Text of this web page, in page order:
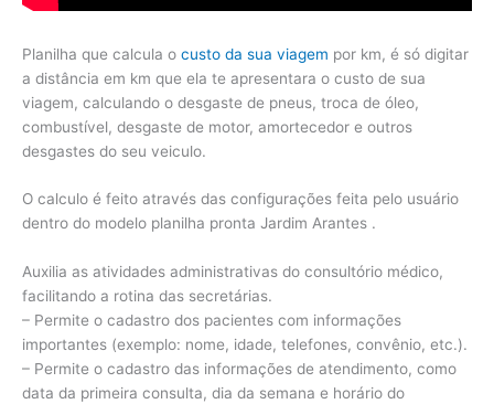
Planilha que calcula o custo da sua viagem por km, é só digitar
a distância em km que ela te apresentara o custo de sua
viagem, calculando o desgaste de pneus, troca de óleo,
combustível, desgaste de motor, amortecedor e outros
desgastes do seu veiculo.
O calculo é feito através das configurações feita pelo usuário
dentro do modelo planilha pronta Jardim Arantes .
Auxilia as atividades administrativas do consultório médico,
facilitando a rotina das secretárias.
– Permite o cadastro dos pacientes com informações
importantes (exemplo: nome, idade, telefones, convênio, etc.).
– Permite o cadastro das informações de atendimento, como
data da primeira consulta, dia da semana e horário do